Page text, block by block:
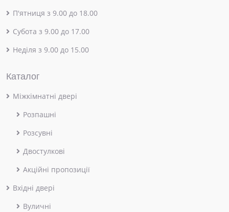
П'ятниця з 9.00 до 18.00
Субота з 9.00 до 17.00
Неділя з 9.00 до 15.00
Каталог
Міжкімнатні двері
Розпашні
Розсувні
Двостулкові
Акційні пропозиції
Вхідні двері
Вуличні